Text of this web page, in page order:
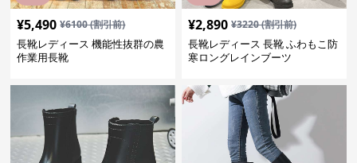
¥5,490 ¥6100(割引前)
長靴レディース 機能性抜群の農
作業用長靴
¥2,890 ¥3220(割引前)
長靴レディース 長靴 ふわもこ防
寒ロングレインブーツ